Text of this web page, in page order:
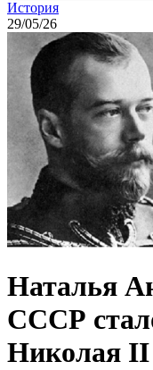
История
29/05/26
Наталья
СССР
Николая II